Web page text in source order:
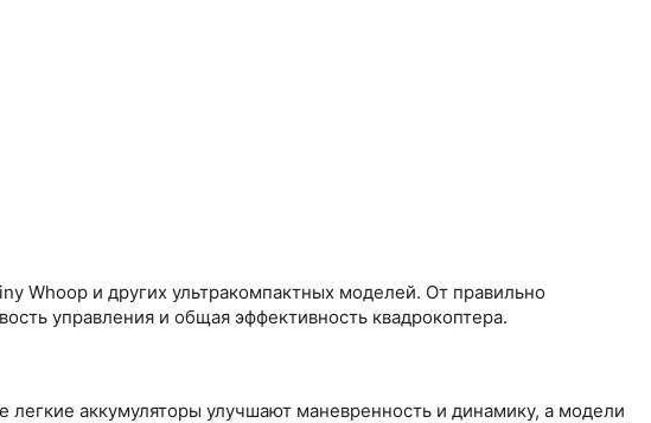
Whoop и других ультракомпактных моделей. От правильно
управления и общая эффективность квадрокоптера.
аккумуляторы улучшают маневренность и динамику, а модели